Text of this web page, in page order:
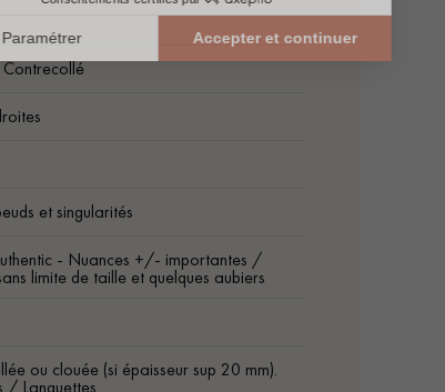
et singularités
- Nuances +/- importantes /
limite de taille et quelques aubiers
ou clouée (si épaisseur sup 20 mm).
/ Languettes